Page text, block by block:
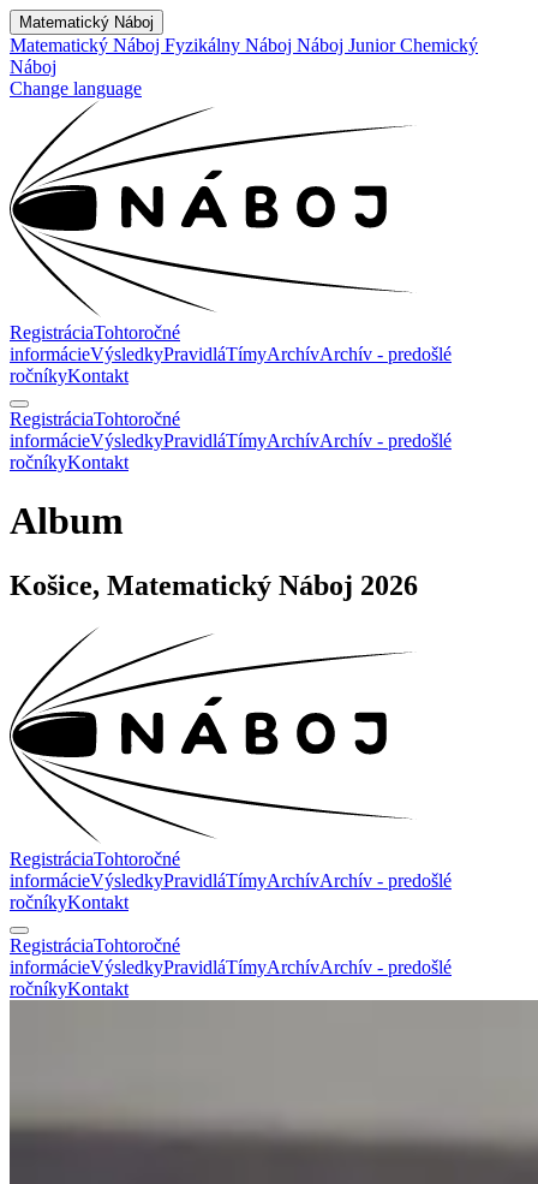
Matematický Náboj
Matematický Náboj Fyzikálny Náboj Náboj JuniorChemický
Náboj
Change language
RegistráciaTohtoročné
informácieVýsledkyPravidláTímyArchívArchív - predošlé
ročníkyKontakt
RegistráciaTohtoročné
informácieVýsledkyPravidláTímyArchívArchív - predošlé
ročníkyKontakt
Album
Košice, Matematický Náboj 2026
RegistráciaTohtoročné
informácieVýsledkyPravidláTímyArchívArchív - predošlé
ročníkyKontakt
RegistráciaTohtoročné
informácieVýsledkyPravidláTímyArchívArchív - predošlé
ročníkyKontakt